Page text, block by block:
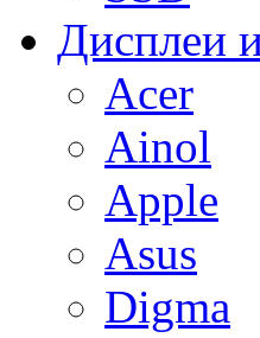
Дисплеи
Acer
Ainol
Apple
Asus
Digma